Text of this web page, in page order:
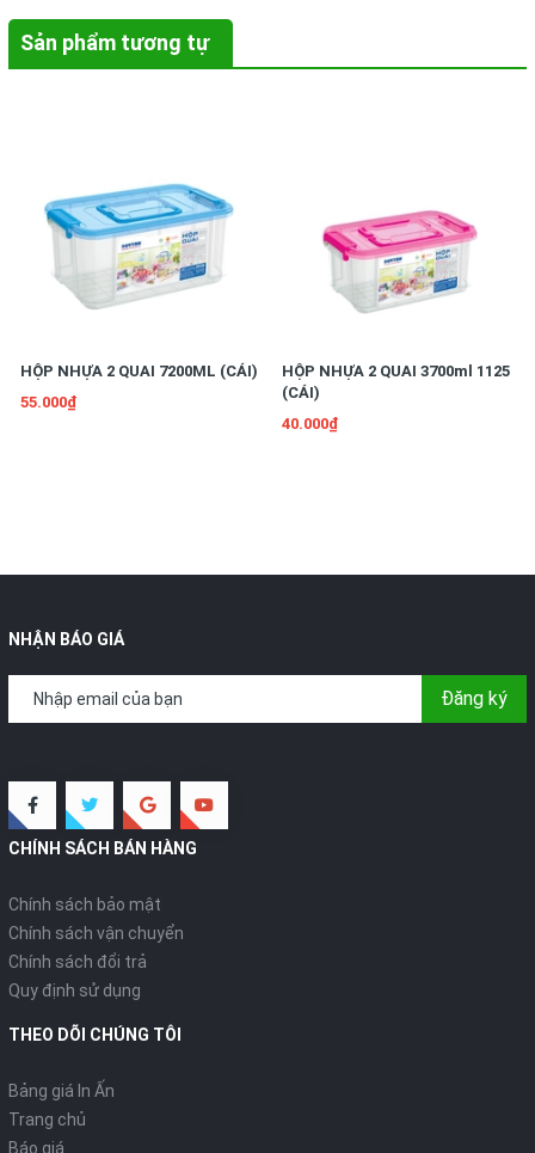
Sản phẩm tương tự
HỘP NHỰA 2 QUAI 7200ML (CÁI)
55.000₫
HỘP NHỰA 2 QUAI 3700ml 1125
(CÁI)
40.000₫
NHẬN BÁO GIÁ
Đăng ký
CHÍNH SÁCH BÁN HÀNG
Chính sách bảo mật
Chính sách vận chuyển
Chính sách đổi trả
Quy định sử dụng
THEO DÕI CHÚNG TÔI
Bảng giá In Ấn
Trang chủ
Báo giá